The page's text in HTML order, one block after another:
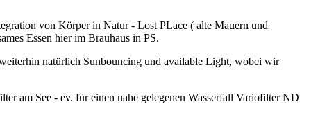
von Körper in Natur - Lost PLace ( alte Mauern und
Essen hier im Brauhaus in PS.
natürlich Sunbouncing und available Light, wobei wir
am See - ev. für einen nahe gelegenen Wasserfall Variofilter ND